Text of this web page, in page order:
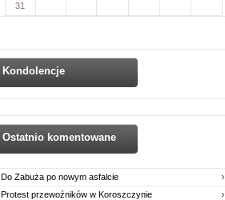
31
Kondolencje
Ostatnio komentowane
Do Zabuża po nowym asfalcie
Protest przewoźników w Koroszczynie